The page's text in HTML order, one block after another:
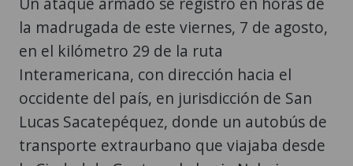
la madrugada de este viernes, 7 de agosto,
en el kilómetro 29 de la ruta
Interamericana, con dirección hacia el
occidente del país, en jurisdicción de San
Lucas Sacatepéquez, donde un autobús de
transporte extraurbano que viajaba desde